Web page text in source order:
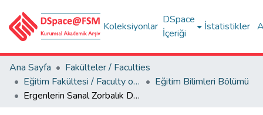
Koleksiyonlar
DSpace
İçeriği
İstatistikler
Ana Sayfa
Fakülteler / Faculties
Eğitim Fakültesi / Faculty of Education
Eğitim Bilimleri Bölümü
Ergenlerin Sanal Zorbalık Düzeylerinin Bazı Değişkenler Açısından İncelenmesi